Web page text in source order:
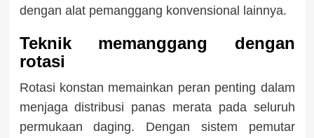
dengan alat pemanggang konvensional lainnya.
Teknik memanggang dengan
rotasi
Rotasi konstan memainkan peran penting dalam
menjaga distribusi panas merata pada seluruh
permukaan daging. Dengan sistem pemutar